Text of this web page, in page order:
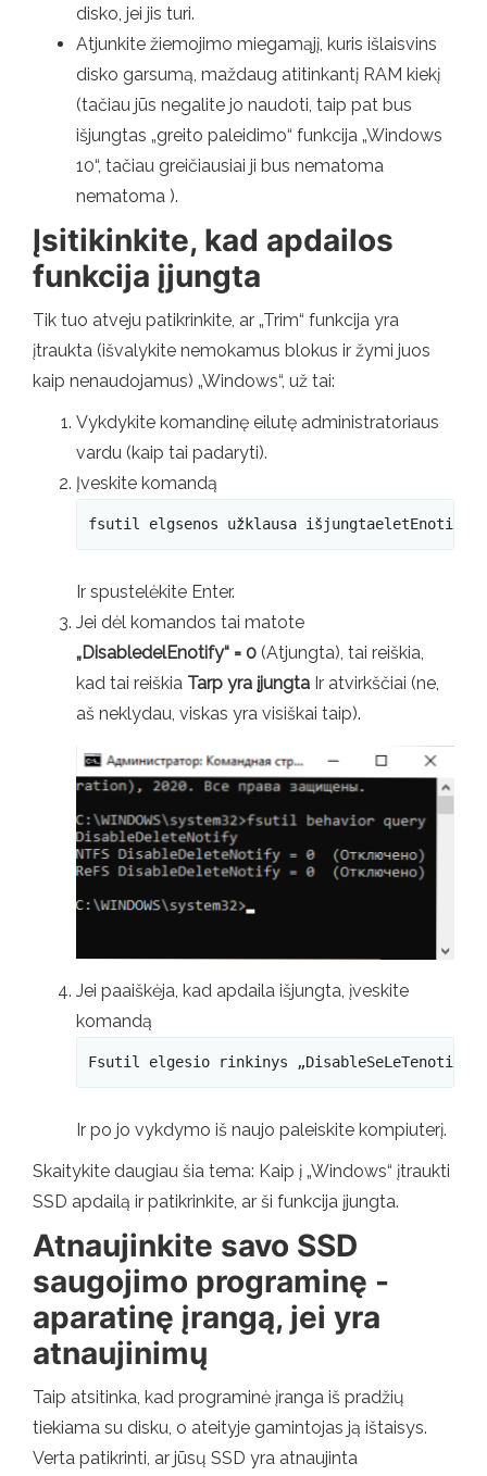
disko, jei jis turi.
Atjunkite žiemojimo miegamąjį, kuris išlaisvins
disko garsumą, maždaug atitinkantį RAM kiekį
(tačiau jūs negalite jo naudoti, taip pat bus
išjungtas „greito paleidimo“ funkcija „Windows
10“, tačiau greičiausiai ji bus nematoma
nematoma ).
Įsitikinkite, kad apdailos
funkcija įjungta
Tik tuo atveju patikrinkite, ar „Trim“ funkcija yra
įtraukta (išvalykite nemokamus blokus ir žymi juos
kaip nenaudojamus) „Windows“, už tai:
Vykdykite komandinę eilutę administratoriaus
vardu (kaip tai padaryti).
Įveskite komandą
fsutil elgsenos užklausa išjungtaeletEnotify
Ir spustelėkite Enter.
Jei dėl komandos tai matote
„DisabledelEnotify“ = 0 (Atjungta), tai reiškia,
kad tai reiškia Tarp yra įjungta Ir atvirkščiai (ne,
aš neklydau, viskas yra visiškai taip).
Jei paaiškėja, kad apdaila išjungta, įveskite
komandą
Fsutil elgesio rinkinys „DisableSeLeTenotify
Ir po jo vykdymo iš naujo paleiskite kompiuterį.
Skaitykite daugiau šia tema: Kaip į „Windows“ įtraukti
SSD apdailą ir patikrinkite, ar ši funkcija įjungta.
Atnaujinkite savo SSD
saugojimo programinę -
aparatinę įrangą, jei yra
atnaujinimų
Taip atsitinka, kad programinė įranga iš pradžių
tiekiama su disku, o ateityje gamintojas ją ištaisys.
Verta patikrinti, ar jūsų SSD yra atnaujinta